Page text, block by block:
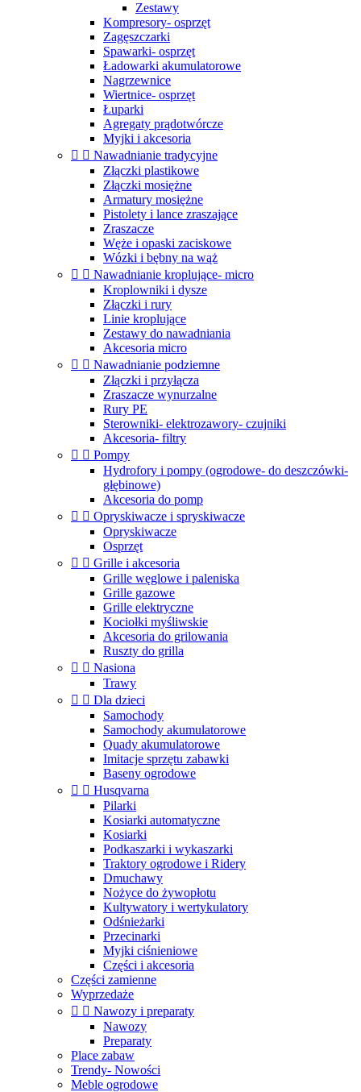
Zestawy
Kompresory- osprzęt
Zagęszczarki
Spawarki- osprzęt
Ładowarki akumulatorowe
Nagrzewnice
Wiertnice- osprzęt
Łuparki
Agregaty prądotwórcze
Myjki i akcesoria
  Nawadnianie tradycyjne
Złączki plastikowe
Złączki mosiężne
Armatury mosiężne
Pistolety i lance zraszające
Zraszacze
Węże i opaski zaciskowe
Wózki i bębny na wąż
  Nawadnianie kroplujące- micro
Kroplowniki i dysze
Złączki i rury
Linie kroplujące
Zestawy do nawadniania
Akcesoria micro
  Nawadnianie podziemne
Złączki i przyłącza
Zraszacze wynurzalne
Rury PE
Sterowniki- elektrozawory- czujniki
Akcesoria- filtry
  Pompy
Hydrofory i pompy (ogrodowe- do deszczówki-
głębinowe)
Akcesoria do pomp
  Opryskiwacze i spryskiwacze
Opryskiwacze
Osprzęt
  Grille i akcesoria
Grille węglowe i paleniska
Grille gazowe
Grille elektryczne
Kociołki myśliwskie
Akcesoria do grilowania
Ruszty do grilla
  Nasiona
Trawy
  Dla dzieci
Samochody
Samochody akumulatorowe
Quady akumulatorowe
Imitacje sprzętu zabawki
Baseny ogrodowe
  Husqvarna
Pilarki
Kosiarki automatyczne
Kosiarki
Podkaszarki i wykaszarki
Traktory ogrodowe i Ridery
Dmuchawy
Nożyce do żywopłotu
Kultywatory i wertykulatory
Odśnieżarki
Przecinarki
Myjki ciśnieniowe
Części i akcesoria
Części zamienne
Wyprzedaże
  Nawozy i preparaty
Nawozy
Preparaty
Place zabaw
Trendy- Nowości
Meble ogrodowe